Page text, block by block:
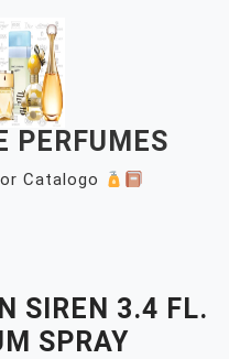
PERFUMES
Catalogo
SIREN 3.4 FL.
SPRAY